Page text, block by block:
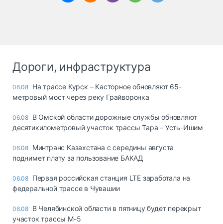
Дороги, инфраструктура
06.08 На трассе Курск – Касторное обновляют 65-
метровый мост через реку Грайворонка
06.08 В Омской области дорожные службы обновляют
десятикилометровый участок трассы Тара – Усть-Ишим
06.08 Минтранс Казахстана с середины августа
поднимет плату за пользование БАКАД
06.08 Первая российская станция LTE заработала на
федеральной трассе в Чувашии
06.08 В Челябинской области в пятницу будет перекрыт
участок трассы М-5